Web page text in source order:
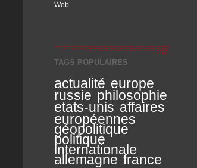
Web
TAGS POPULAIRES
actualité europe
russie philosophie
etats-unis affaires
européennes
géopolitique
politique
internationale
allemagne france